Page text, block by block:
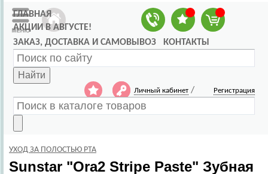
ГЛАВНАЯ
АКЦИИ В АВГУСТЕ!
ЗАКАЗ, ДОСТАВКА И САМОВЫВОЗ
КОНТАКТЫ
Найти
Личный кабинет / Регистрация
УХОД ЗА ПОЛОСТЬЮ РТА
Sunstar "Ora2 Stripe Paste" Зубная